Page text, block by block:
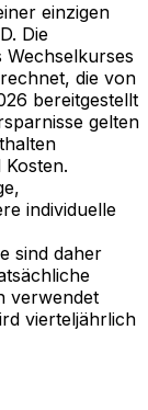
einzigen
Die
die von
bereitgestellt
gelten
individuelle
sind daher
verwendet
vierteljährlich